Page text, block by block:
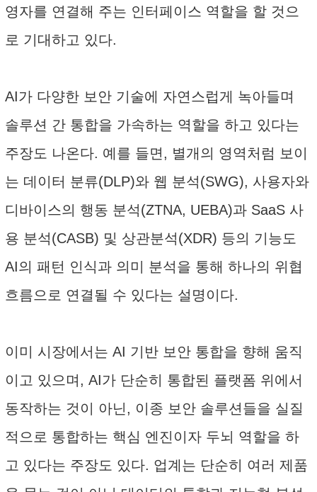
영자를 연결해 주는 인터페이스 역할을 할 것으
로 기대하고 있다.
AI가 다양한 보안 기술에 자연스럽게 녹아들며
솔루션 간 통합을 가속하는 역할을 하고 있다는
주장도 나온다. 예를 들면, 별개의 영역처럼 보이
는 데이터 분류(DLP)와 웹 분석(SWG), 사용자와
디바이스의 행동 분석(ZTNA, UEBA)과 SaaS 사
용 분석(CASB) 및 상관분석(XDR) 등의 기능도
AI의 패턴 인식과 의미 분석을 통해 하나의 위협
흐름으로 연결될 수 있다는 설명이다.
이미 시장에서는 AI 기반 보안 통합을 향해 움직
이고 있으며, AI가 단순히 통합된 플랫폼 위에서
동작하는 것이 아닌, 이종 보안 솔루션들을 실질
적으로 통합하는 핵심 엔진이자 두뇌 역할을 하
고 있다는 주장도 있다. 업계는 단순히 여러 제품